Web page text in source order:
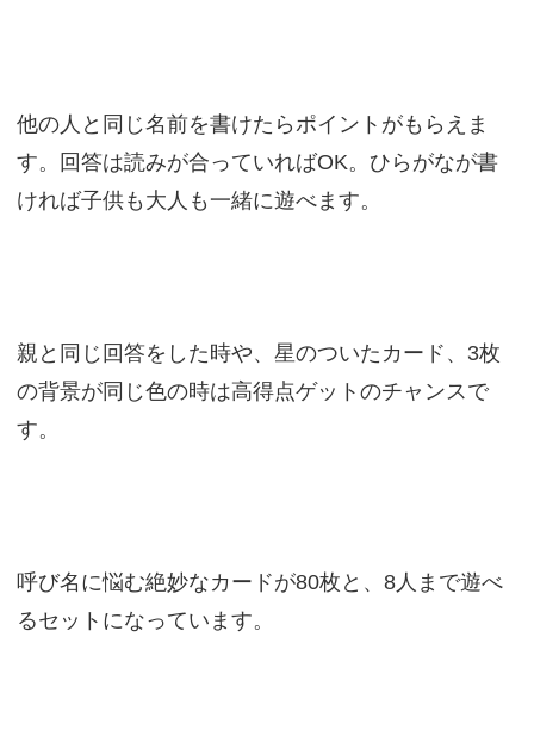
他の人と同じ名前を書けたらポイントがもらえま
す。回答は読みが合っていればOK。ひらがなが書
ければ子供も大人も一緒に遊べます。
親と同じ回答をした時や、星のついたカード、3枚
の背景が同じ色の時は高得点ゲットのチャンスで
す。
呼び名に悩む絶妙なカードが80枚と、8人まで遊べ
るセットになっています。